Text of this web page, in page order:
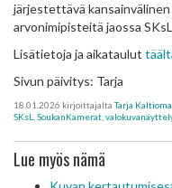
järjestettävä
arvonimipisteitä jaossa
Lisätietoja ja aikataulut
Sivun päivitys: Tarja
18.01.2026 kirjoittajaltaTarja
SKsL SoukanKamerat
Lue myös nämä